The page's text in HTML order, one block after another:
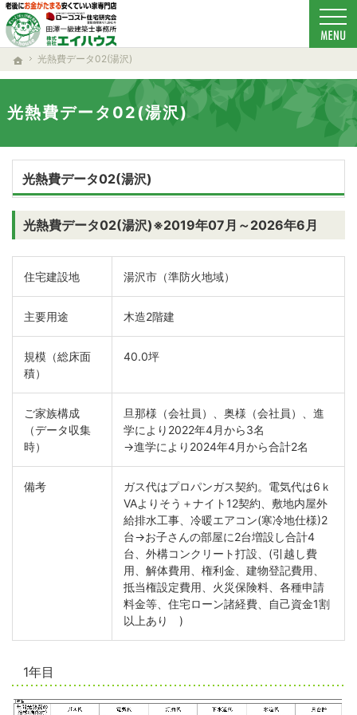
ホーム
光熱費データ02(湯沢)
光熱費データ02(湯沢)
ローコスト住宅で耐震-省エネ重視の家をお探しのあなたへ、秋田・大仙・仙北・美郷・
新築-注文住宅(秋田・大仙・仙北・美郷・横手・湯沢・由利本荘)なら当社の安くていい家
光熱費データ02(湯沢)
光熱費データ02(湯沢)※2019年07月～2026年6月
住宅建設地 湯沢市（準防火地域）
主要用途 木造2階建
規模（総床面
積）
40.0坪
ご家族構成
（データ収集
時）
旦那様（会社員）、奥様（会社員）、進
学により2022年4月から3名
→進学により2024年4月から合計2名
備考
ガス代はプロパンガス契約。電気代は6ｋ
VAよりそう＋ナイト12契約、敷地内屋外
給排水工事、冷暖エアコン(寒冷地仕様)2
台→お子さんの部屋に2台増設し合計4
台、外構コンクリート打設、(引越し費
用、解体費用、権利金、建物登記費用、
抵当権設定費用、火災保険料、各種申請
料金等、住宅ローン諸経費、自己資金1割
以上あり )
1年目